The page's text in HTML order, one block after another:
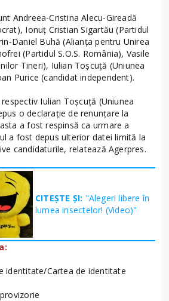
Andreea-Cristina Alecu-Gireadă
Ionuț Cristian Sigartău (Partidul
Daniel Buhă (Alianța pentru Unirea
(Partidul S.O.S. România), Vasile
Tineri), Iulian Toșcuță (Uniunea
Purice (candidat independent).
Iulian Toșcuță (Uniunea
o declarație de renunțare la
a fost respinsă ca urmare a
a fost depus ulterior datei limită la
candidaturile, relatează Agerpres.
CITEȘTE ȘI: "Alegeri libere în
lumea insectelor! (Video)"
identitate/Cartea de identitate